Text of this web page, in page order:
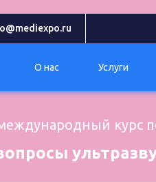
О нас Услуги
курс